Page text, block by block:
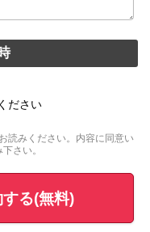
ださい
読みください。内容に同意い
さい。
る(無料)